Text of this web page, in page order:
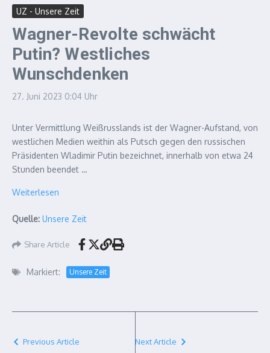
UZ - Unsere Zeit
Wagner-Revolte schwächt
Putin? Westliches
Wunschdenken
27. Juni 2023 0:04 Uhr
Unter Vermittlung Weißrusslands ist der Wagner-Aufstand, von
westlichen Medien weithin als Putsch gegen den russischen
Präsidenten Wladimir Putin bezeichnet, innerhalb von etwa 24
Stunden beendet …
Weiterlesen
Quelle: Unsere Zeit
Share Article
Markiert: Unsere Zeit
Previous Article Next Article